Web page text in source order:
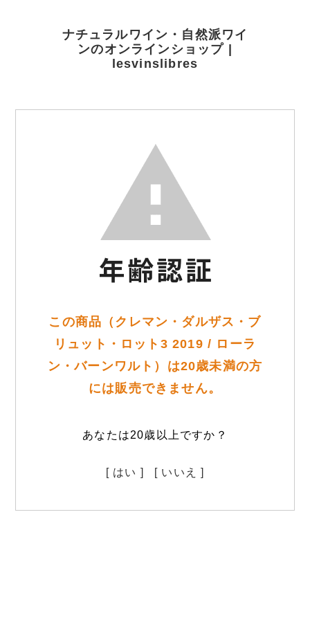
ナチュラルワイン・自然派ワイ
ンのオンラインショップ |
lesvinslibres
この商品（クレマン・ダルザス・ブ
リュット・ロット3 2019 / ローラ
ン・バーンワルト）は20歳未満の方
には販売できません。
あなたは20歳以上ですか？
[ はい ] [ いいえ ]